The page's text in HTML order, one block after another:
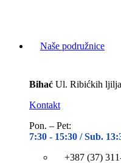
Naše podružnice
Bihać Ul. Ribićkih
Kontakt
Pon. – Pet:
7:30 - 15:30 / Sub.
+387 (37)